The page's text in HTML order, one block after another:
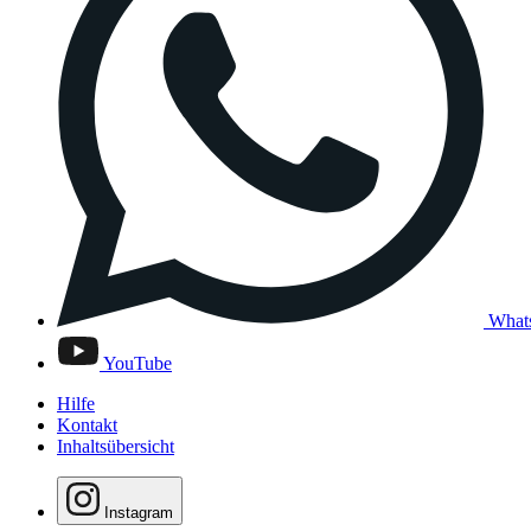
YouTube
Hilfe
Kontakt
Inhaltsübersicht
Instagram